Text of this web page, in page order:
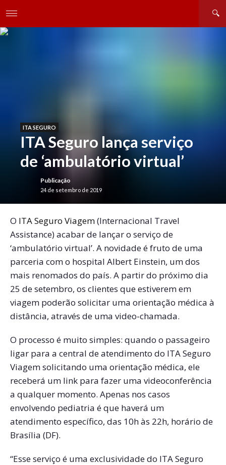
ITA SEGURO
ITA Seguro lança serviço
de ‘ambulatório virtual’
Publicação
24 de setembro de 2019
O ITA Seguro Viagem(Internacional Travel
Assistance) acabar de lançar o serviço de
‘ambulatório virtual’. A novidade é fruto de uma
parceria com o hospital Albert Einstein, um dos
mais renomados do país. A partir do próximo dia
25 de setembro, os clientes que estiverem em
viagem poderão solicitar uma orientação médica à
distância, através de uma video-chamada.
O processo é muito simples: quando o passageiro
ligar para a central de atendimento do ITA Seguro
Viagem solicitando uma orientação médica, ele
receberá um link para fazer uma videoconferência
a qualquer momento. Apenas nos casos
envolvendo pediatria é que haverá um
atendimento específico, das 10h às 22h, horário de
Brasília (DF).
“Esse serviço é uma exclusividade do ITA Seguro